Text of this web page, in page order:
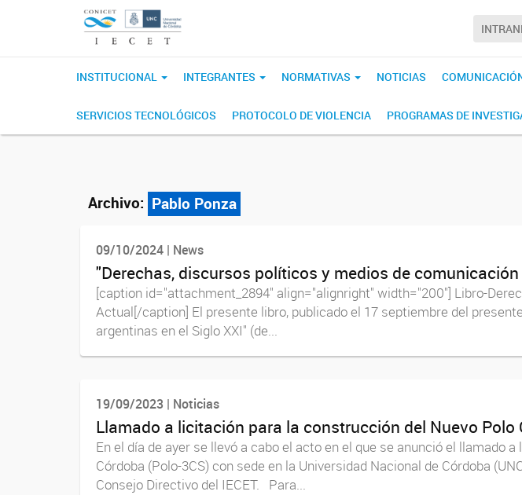
INSTITUCIONAL INTEGRANTES NORMATIVAS NOTICIAS
SERVICIOS TECNOLÓGICOS PROTOCOLO DE VIOLENCIA PROGRAMAS DE
Archivo: Pablo Ponza
09/10/2024 | News
"Derechas, discursos políticos y medios de
[caption id="attachment_2894" align="alignright" width="200"] Libro-
Actual[/caption] El presente libro, publicado el 17 septiembre del
argentinas en el Siglo XXI" (de...
19/09/2023 | Noticias
Llamado a licitación para la construcción del Nuevo Polo
En el día de ayer se llevó a cabo el acto en el que se anunció el llamado
Córdoba (Polo-3CS) con sede en la Universidad Nacional de Córdoba
Consejo Directivo del IECET. Para...